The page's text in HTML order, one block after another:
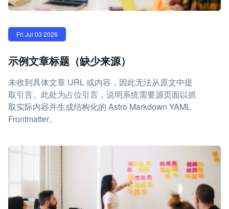
Fri Jul 03 2026
示例文章标题（缺少来源）
未收到具体文章 URL 或内容，因此无法从原文中提
取引言。此处为占位引言，说明系统需要源页面以抓
取实际内容并生成结构化的 Astro Markdown YAML
Frontmatter。